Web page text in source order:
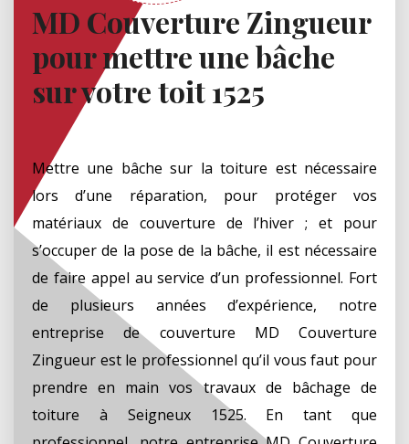
MD Couverture Zingueur
pour mettre une bâche
sur votre toit 1525
Mettre une bâche sur la toiture est nécessaire
lors d’une réparation, pour protéger vos
matériaux de couverture de l’hiver ; et pour
s’occuper de la pose de la bâche, il est nécessaire
de faire appel au service d’un professionnel. Fort
de plusieurs années d’expérience, notre
entreprise de couverture MD Couverture
Zingueur est le professionnel qu’il vous faut pour
prendre en main vos travaux de bâchage de
toiture à Seigneux 1525. En tant que